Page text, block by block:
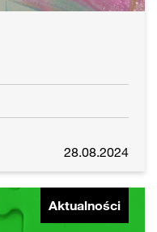
28.08.2024
Aktualności